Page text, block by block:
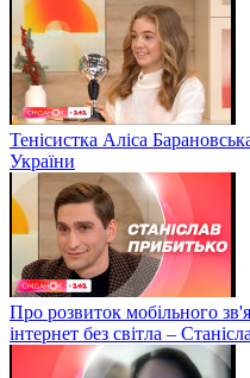
Тенісистка Аліса
України
Про розвиток мобільного
інтернет без світла –